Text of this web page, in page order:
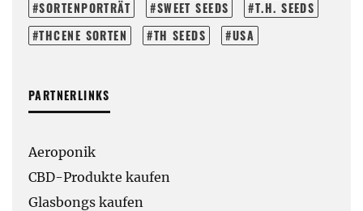
SORTENPORTRÄT
SWEET SEEDS
T.H. SEEDS
THCENE SORTEN
TH SEEDS USA
PARTNERLINKS
Aeroponik
CBD-Produkte kaufen
Glasbongs kaufen